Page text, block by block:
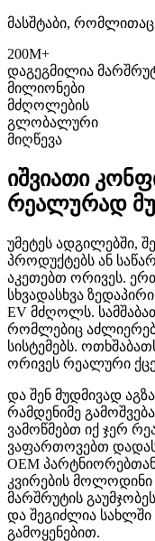
მასშტაბი, რომლითაც
200M+
დაგეგმილია
მილიონები
მძღოლების
გლობალური
მიღწევა
იშვიათი
რეალურად
უმეტეს ადგილებში,
პროდუქტებს ან
აკეთებთ ორივეს.
სხვადასხვა
EV მძღოლს.
რომლებიც
სისტემებს.
ორივეს რეალური
და შენ მუდმივად
რამდენიმე
ვამოწმებთ იქ ჯერ
ვაფართოვებთ
OEM
კვირების
მარშრუტის
და შეგიძლია სახლში
გამოყენებით.